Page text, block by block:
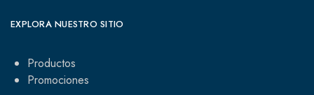
EXPLORA NUESTRO SITIO
Productos
Promociones